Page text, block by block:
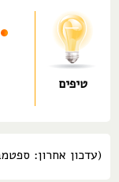
טיפים
(עדכון אחרון: ספטמבר